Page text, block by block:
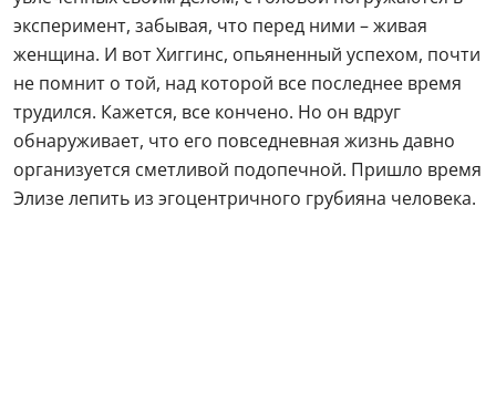
эксперимент, забывая, что перед ними – живая
женщина. И вот Хиггинс, опьяненный успехом, почти
не помнит о той, над которой все последнее время
трудился. Кажется, все кончено. Но он вдруг
обнаруживает, что его повседневная жизнь давно
организуется сметливой подопечной. Пришло время
Элизе лепить из эгоцентричного грубияна человека.